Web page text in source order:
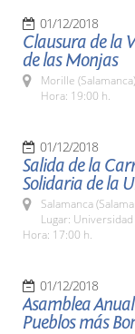
01/12/2018
Clausura de la
de las Monjas
Morille (Salamanca)
Hora: 19:00 h.
01/12/2018
Salida de la
Solidaria de la
Salamanca
Lugar:
Hora: 17:00 h.
01/12/2018
Asamblea
Pueblos más